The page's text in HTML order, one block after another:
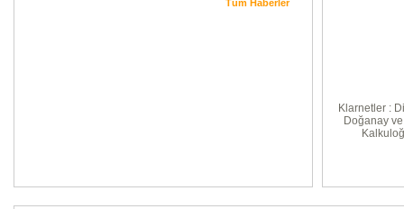
Tüm Haberler
Klarnetler :
Doğanay